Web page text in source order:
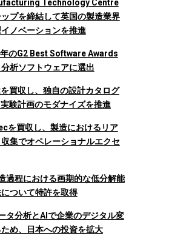
Technology Centre
プを締結して英国の製造業界
ノベーションを推進
のG2 Best Software Awards
析ソフトウェアに選出
買収し、独自の設計カタログ
験計画のモダナイズを推進
を買収し、製造におけるリア
集でオペレーショナルエクセ
過程における画期的な低分解能
ついて特許を取得
タ分析とAIで企業のデジタル変
め、日本への投資を拡大